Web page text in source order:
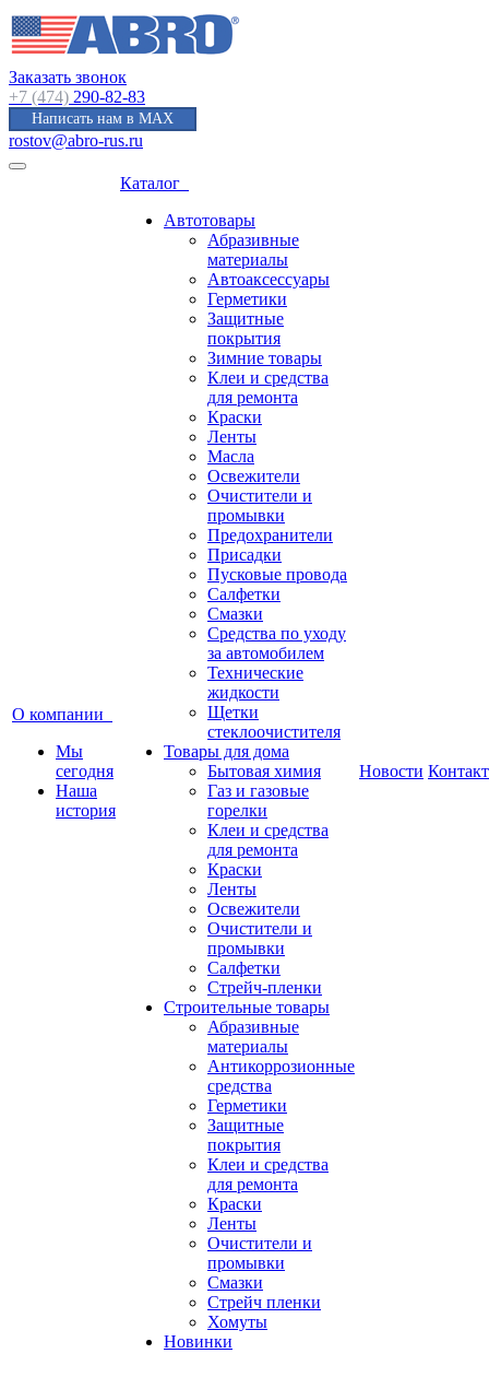
Заказать звонок
+7 (474) 290-82-83
Написать нам в MAX
rostov@abro-rus.ru
О компании
Мы
сегодня
Наша
история
Каталог
Автотовары
Абразивные
материалы
Автоаксессуары
Герметики
Защитные
покрытия
Зимние товары
Клеи и средства
для ремонта
Краски
Ленты
Масла
Освежители
Очистители и
промывки
Предохранители
Присадки
Пусковые провода
Салфетки
Смазки
Средства по уходу
за автомобилем
Технические
жидкости
Щетки
стеклоочистителя
Товары для дома
Бытовая химия
Газ и газовые
горелки
Клеи и средства
для ремонта
Краски
Ленты
Освежители
Очистители и
промывки
Салфетки
Стрейч-пленки
Строительные товары
Абразивные
материалы
Антикоррозионные
средства
Герметики
Защитные
покрытия
Клеи и средства
для ремонта
Краски
Ленты
Очистители и
промывки
Смазки
Стрейч пленки
Хомуты
Новинки
Новости